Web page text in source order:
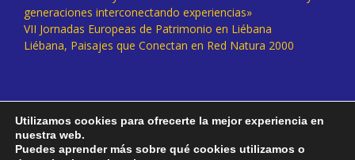
generaciones interconectando experiencias»
VII Jornadas Europeas de Patrimonio en Liébana
Liébana, Paisajes que Conectan en Red Natura 2000
Utilizamos cookies para ofrecerte la mejor experiencia en
nuestra web.
Puedes aprender más sobre qué cookies utilizamos o